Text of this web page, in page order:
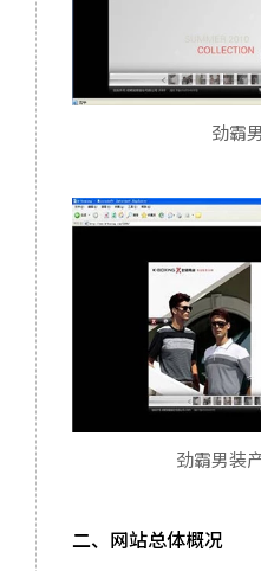
劲霸
劲霸男装
二、网站总体概况